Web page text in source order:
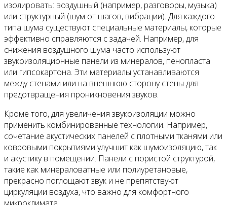
изолировать: воздушный (например, разговоры, музыка)
или структурный (шум от шагов, вибрации). Для каждого
типа шума существуют специальные материалы, которые
эффективно справляются с задачей. Например, для
снижения воздушного шума часто используют
звукоизоляционные панели из минералов, пенопласта
или гипсокартона. Эти материалы устанавливаются
между стенами или на внешнюю сторону стены для
предотвращения проникновения звуков.
Кроме того, для увеличения звукоизоляции можно
применить комбинированные технологии. Например,
сочетание акустических панелей с плотными тканями или
ковровыми покрытиями улучшит как шумоизоляцию, так
и акустику в помещении. Панели с пористой структурой,
такие как минераловатные или полиуретановые,
прекрасно поглощают звук и не препятствуют
циркуляции воздуха, что важно для комфортного